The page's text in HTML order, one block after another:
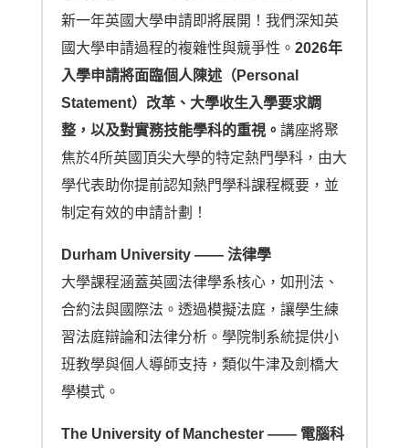
新一年英國大學申請即將展開！我們深知英
國大學申請過程的複雜性與競爭性。 2026年
入學申請將面臨個人陳述（Personal
Statement）改革、大學收生入學要求調
整，以及對實務技能學科的重視。 講座將聚
焦於4所英國頂尖大學的特定熱門學科，由大
學代表助你提前認知熱門學科課程概要，並
制定有效的申請計劃！
Durham University —— 法律學
大學課程涵蓋英國法律學系核心，如刑法、
合約法與國際法。透過模擬法庭，讓學生練
習法庭辯論和法律分析。學院制系統提供小
班教學與個人導師支持，類似牛津及劍橋大
學模式。
The University of Manchester —— 電腦科